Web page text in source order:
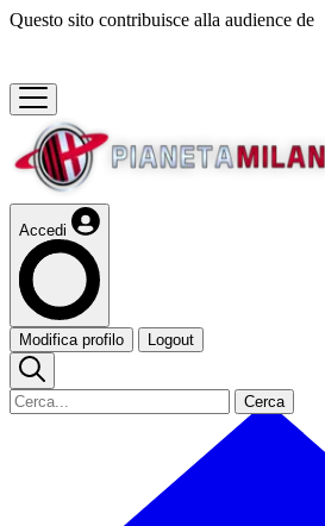
Questo sito contribuisce alla audience de
Accedi
Modifica profilo Logout
Cerca